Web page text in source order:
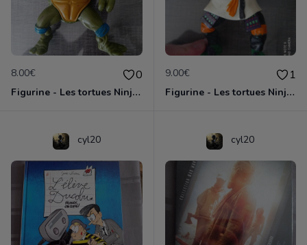
8.00€ 0
Figurine - Les tortues Ninja - Leonardo
9.00€ 1
Figurine - Les tortues Ninja - Michelangelo
cyl20 cyl20